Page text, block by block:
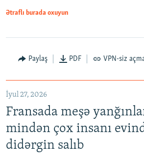
Ətraflı burada oxuyun
Paylaş PDF VPN-siz
İyul 27, 2026
Fransada meşə
mindən çox insanı
didərgin salıb